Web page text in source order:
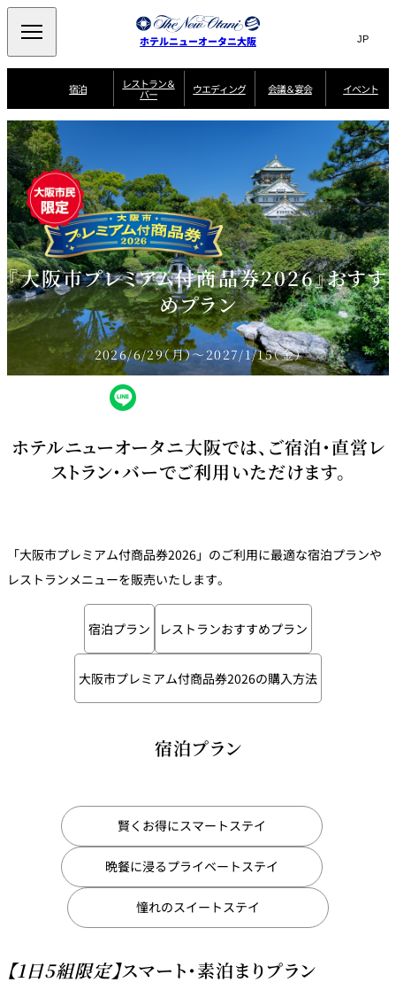
ホテルニューオータニ大阪 Search
サ
ト
内
検
索
窓
を
開
閉
言
切
替
え
メ
ニ
ュ
ー
を
開
閉
JP(日本語)
EN
中文(简) (中文(简))
Select Language▼
宿泊
プ
ラ
ン
一
覧
ガ
イ
ド
スイート・エグゼ
クティブフロアの
特典
食のご案内
ル
ー
ム
サ
ー
ビ
ス
レストラン＆
バー
ン＆
バー
西洋料理
SAKURA
日本料理
けやき 季処 一心
麺処
NAKAJIMA 乾山
叙々苑 游玄亭
花外楼 大坂城
店 藤尾
中国料理
大観苑
味寛
カフェ・ラウンジ
スイーツ
SATSUKI
キャッスル
フォーシーズ
ンズ
River Terrace ストラン
ご案内
レストランキ
ャンセルポリ
シー及びキャ ン"Letter
ウエディング
ウ
エ
デ
ィ
ン
グ
ニューオータニウ
エディングの魅力
ス
タ
イ
ル
新着情報
挙式 披露宴 料理・ケーキ
ム
ー
ビ
ー 美食ウエディング
ドレスブランド
「ituwa（いつ
わ）」
期間限定POP UP
ストア オープン
来
館
予
約
お
問
合
会議＆宴会
会
議
＆
宴
会
ラ
ン
一
覧 お料
宴
会
ご
予
約
・
お
問
合
せ
フ
ォ
ー
ム
イベント
『大阪市プレミアム付商品券2026』おすす
めプラン
2026/6/29（月）～2027/1/15（金）
ホテルニューオータニ大阪では、ご宿泊・直営レ
ストラン・バーでご利用いただけます。
「大阪市プレミアム付商品券2026」のご利用に最適な宿泊プランや
レストランメニューを販売いたします。
宿泊プラン レストランおすすめプラン
大阪市プレミアム付商品券2026の購入方法
宿泊プラン
賢くお得にスマートステイ
晩餐に浸るプライベートステイ
憧れのスイートステイ
【1日5組限定】スマート・素泊まりプラン